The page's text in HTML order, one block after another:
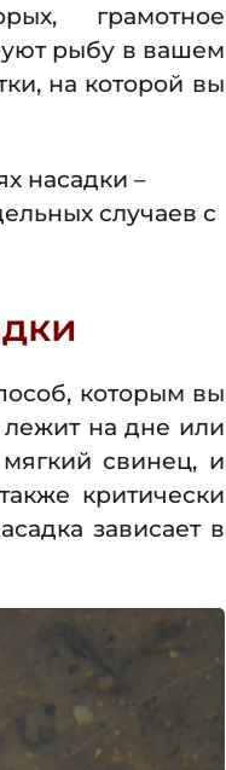
грамотное
рыбу в вашем
на которой вы
насадки –
случаев с
которым вы
лежит на дне или
свинец, и
критически
зависает в